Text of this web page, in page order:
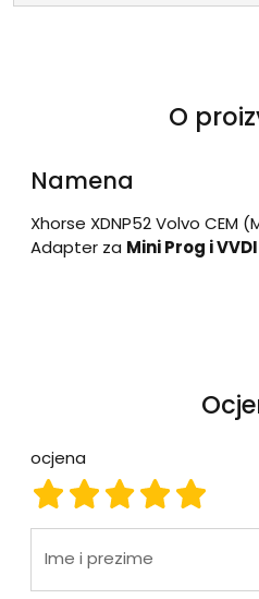
O
Namena
Xhorse XDNP52 Volvo CEM
Adapter za Mini Prog i
ocjena
ocjena 4
ocjena 3
ocjena 2
ocjena 1
Ime i prezime